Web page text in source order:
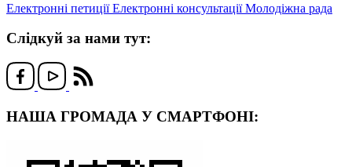
Електронні петиціїЕлектронні консультаціїМолодіжна рада
Слідкуй за нами тут:
НАША ГРОМАДА У СМАРТФОНІ: